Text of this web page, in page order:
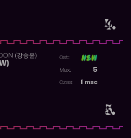
4.
5.
(강승윤) Ost:
5
Max:
msc
Czas: